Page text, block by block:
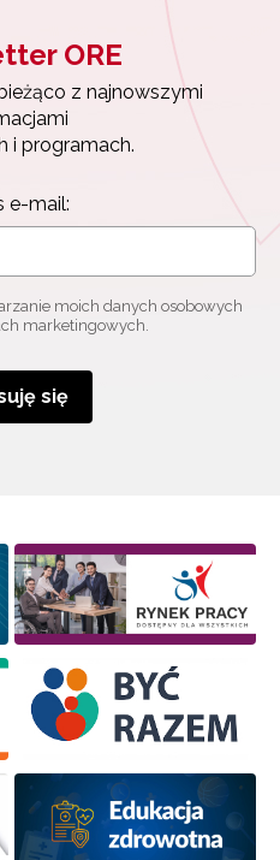
ORE
z najnowszymi
i programach.
e-mail:
moich danych osobowych
marketingowych.
się